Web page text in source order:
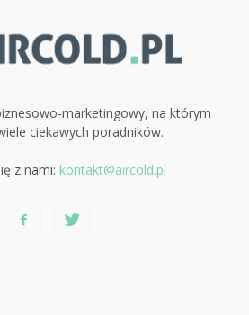
marketingowy, na którym
ciekawych poradników.
z nami: kontakt@aircold.pl